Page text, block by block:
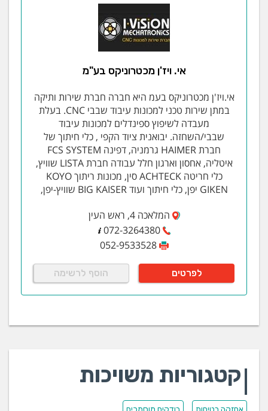
אי. ויז'ן מכטרוניקס בע"מ
אי.ויז'ן מכטרוניקס בעמ היא חברה חברת שירות ותיקה
במתן שירות טכני למכונות עיבוד שבבי CNC. בעלת
מעבדה לשיפוץ ספינדלים למכונות עיבוד
שבבי/השחזה. יבואנית ציוד הקפי , כלי חיתוך של
חברת HAIMER גרמניה, דפינה FCS SYSTEM
איטליה, אחסון וארגון חלל עבודה חברת LISTA שוויץ,
כלי חריטה ACHTECK סין, מכונות ריתוך KOYO
GIKEN יפן, כלי חיתוך ועוד BIG KAISER שוויץ-יפן,
המלאכה 4, ראש העין
072-3264380
052-9533528
לפרטים הוסף לרשימה
קטגוריות משויכות